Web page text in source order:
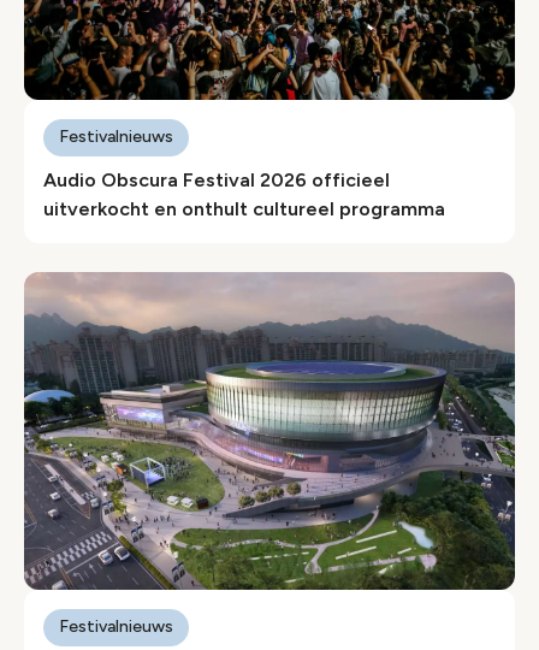
Audio Obscura Festival 2026 officieel
uitverkocht en onthult cultureel programma
Festivalnieuws
Festivalnieuws